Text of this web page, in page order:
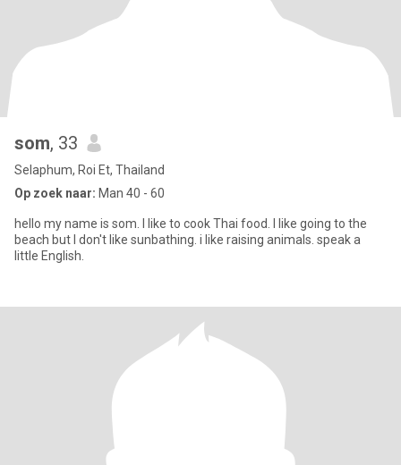
som, 33
Selaphum, Roi Et, Thailand
Op zoek naar: Man 40 - 60
hello my name is som. I like to cook Thai food. I like going to the
beach but I don't like sunbathing. i like raising animals. speak a
little English.